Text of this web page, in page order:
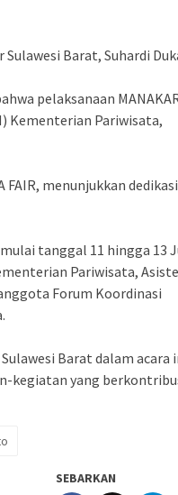
Barat, Suhardi
pelaksanaan
Kementerian Pariwisata,
menunjukkan
tanggal 11 hingga 13
Pariwisata,
Forum Koordinasi
Barat dalam acara
kegiatan yang
SEBARKAN